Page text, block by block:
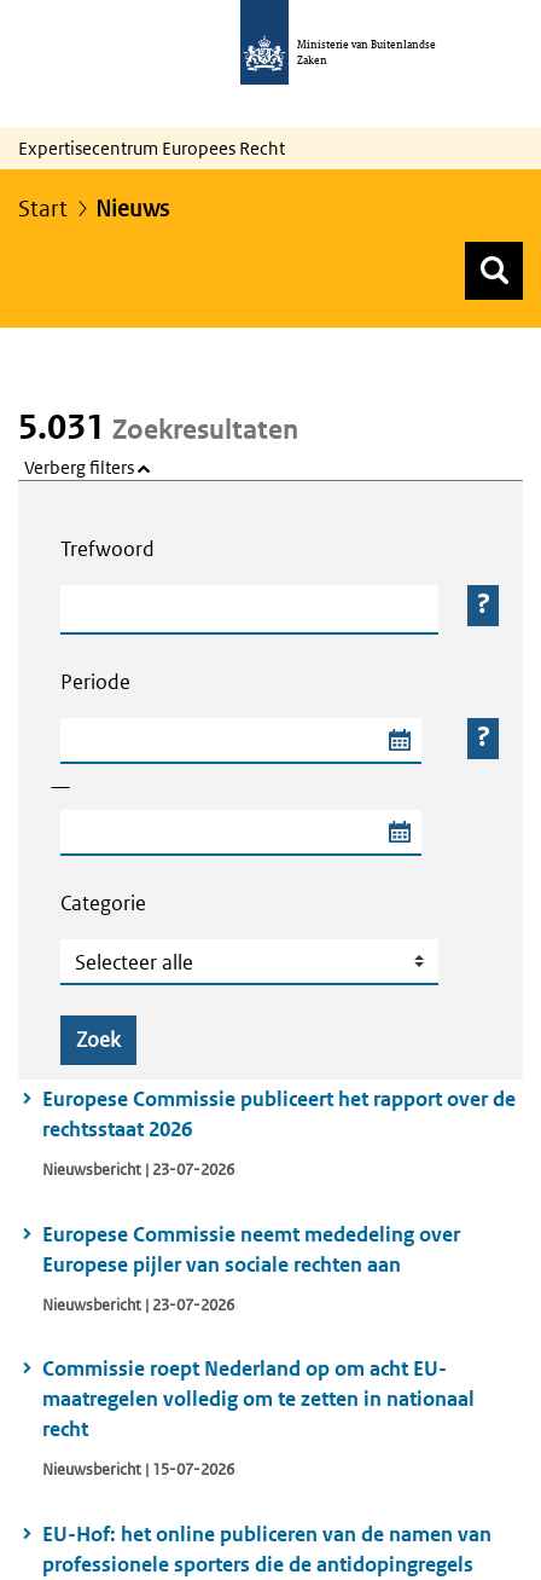
Ministerie van Buitenlandse
Zaken
Expertisecentrum Europees Recht
Start Nieuws
5.031 Zoekresultaten
Verberg filters
Trefwoord
Periode
—
Categorie
Categorie
Zoek
Europese Commissie publiceert het rapport over de
rechtsstaat 2026
Nieuwsbericht | 23-07-2026
Europese Commissie neemt mededeling over
Europese pijler van sociale rechten aan
Nieuwsbericht | 23-07-2026
Commissie roept Nederland op om acht EU-
maatregelen volledig om te zetten in nationaal
recht
Nieuwsbericht | 15-07-2026
EU-Hof: het online publiceren van de namen van
professionele sporters die de antidopingregels